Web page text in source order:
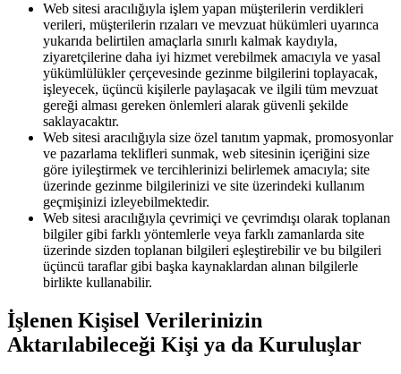
Web sitesi aracılığıyla işlem yapan müşterilerin verdikleri
verileri, müşterilerin rızaları ve mevzuat hükümleri uyarınca
yukarıda belirtilen amaçlarla sınırlı kalmak kaydıyla,
ziyaretçilerine daha iyi hizmet verebilmek amacıyla ve yasal
yükümlülükler çerçevesinde gezinme bilgilerini toplayacak,
işleyecek, üçüncü kişilerle paylaşacak ve ilgili tüm mevzuat
gereği alması gereken önlemleri alarak güvenli şekilde
saklayacaktır.
Web sitesi aracılığıyla size özel tanıtım yapmak, promosyonlar
ve pazarlama teklifleri sunmak, web sitesinin içeriğini size
göre iyileştirmek ve tercihlerinizi belirlemek amacıyla; site
üzerinde gezinme bilgilerinizi ve site üzerindeki kullanım
geçmişinizi izleyebilmektedir.
Web sitesi aracılığıyla çevrimiçi ve çevrimdışı olarak toplanan
bilgiler gibi farklı yöntemlerle veya farklı zamanlarda site
üzerinde sizden toplanan bilgileri eşleştirebilir ve bu bilgileri
üçüncü taraflar gibi başka kaynaklardan alınan bilgilerle
birlikte kullanabilir.
İşlenen Kişisel Verilerinizin
Aktarılabileceği Kişi ya da Kuruluşlar